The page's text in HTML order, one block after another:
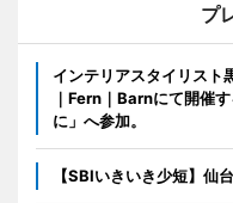
プ
インテリアスタイリス
｜Fern｜Barnにて開催
に」へ参加。
【SBIいきいき少短】仙